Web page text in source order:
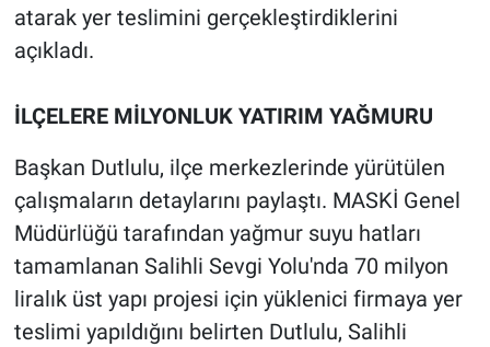
atarak yer teslimini gerçekleştirdiklerini
açıkladı.
İLÇELERE MİLYONLUK YATIRIM YAĞMURU
Başkan Dutlulu, ilçe merkezlerinde yürütülen
çalışmaların detaylarını paylaştı. MASKİ Genel
Müdürlüğü tarafından yağmur suyu hatları
tamamlanan Salihli Sevgi Yolu'nda 70 milyon
liralık üst yapı projesi için yüklenici firmaya yer
teslimi yapıldığını belirten Dutlulu, Salihli